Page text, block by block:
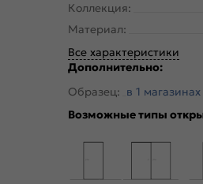
Коллекция:
Материал:
Все характеристики
Дополнительно:
Образец: в 1 магазинах
Возможные типы